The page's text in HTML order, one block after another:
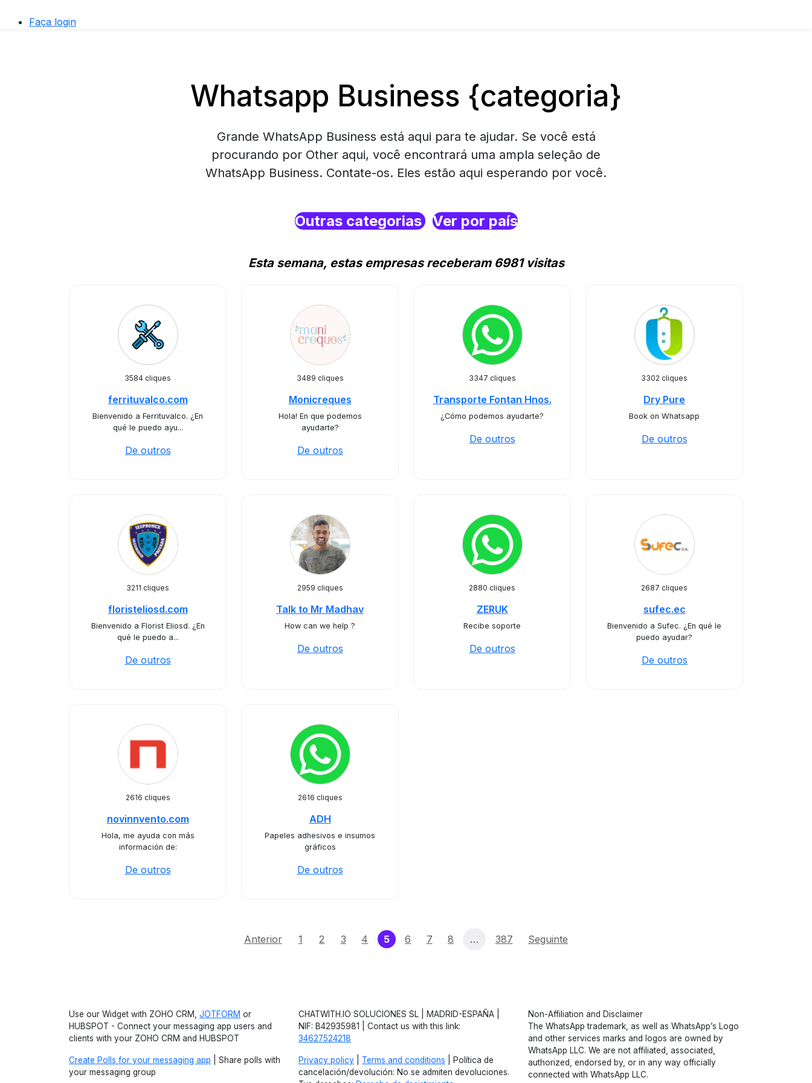
Faça login
Whatsapp Business {categoria}
Grande WhatsApp Business está aqui para te ajudar. Se você está
procurando por Other aqui, você encontrará uma ampla seleção de
WhatsApp Business. Contate-os. Eles estão aqui esperando por você.
Outras categorias Ver por país
Esta semana, estas empresas receberam 6981 visitas
3584 cliques
ferrituvalco.com
Bienvenido a Ferrituvalco. ¿En
qué le puedo ayu...
De outros
3489 cliques
Monicreques
Hola! En que podemos
ayudarte?
De outros
3347 cliques
Transporte Fontan Hnos.
¿Cómo podemos ayudarte?
De outros
3302 cliques
Dry Pure
Book on Whatsapp
De outros
3211 cliques
floristeliosd.com
Bienvenido a Florist Eliosd. ¿En
qué le puedo a...
De outros
2959 cliques
Talk to Mr Madhav
How can we help ?
De outros
2880 cliques
ZERUK
Recibe soporte
De outros
2687 cliques
sufec.ec
Bienvenido a Sufec. ¿En qué le
puedo ayudar?
De outros
2616 cliques
novinnvento.com
Hola, me ayuda con más
información de:
De outros
2616 cliques
ADH
Papeles adhesivos e insumos
gráficos
De outros
Anterior 1 2 3 4 5(current)
6 7 8 … 387 Seguinte
Use our Widget with ZOHO CRM, JOTFORM or
HUBSPOT - Connect your messaging app users and
clients with your ZOHO CRM and HUBSPOT
Create Polls for your messaging app | Share polls with
your messaging group
CHATWITH.IO SOLUCIONES SL | MADRID-ESPAÑA |
NIF: B42935981 | Contact us with this link:
34627524218
Privacy policy Terms and conditions | Política de
cancelación/devolución: No se admiten devoluciones.
Non-Affiliation and Disclaimer
The WhatsApp trademark, as well as WhatsApp’s Logo
and other services marks and logos are owned by
WhatsApp LLC. We are not affiliated, associated,
authorized, endorsed by, or in any way officially
connected with WhatsApp LLC.